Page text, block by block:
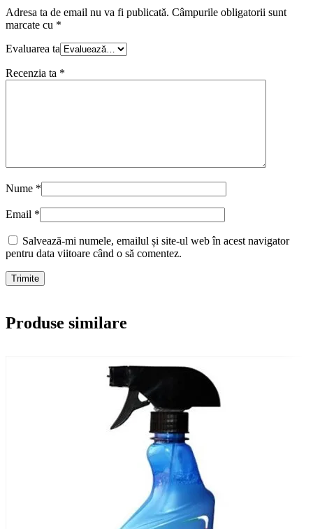
Adresa ta de email nu va fi publicată. Câmpurile obligatorii sunt
marcate cu *
Evaluarea ta
Recenzia ta *
Nume *
Email *
Salvează-mi numele, emailul și site-ul web în acest navigator
pentru data viitoare când o să comentez.
Produse similare